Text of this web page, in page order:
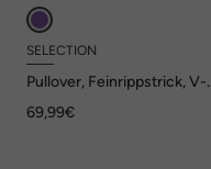
SELECTION
Pullover, Feinrippstrick, V-
69,99€